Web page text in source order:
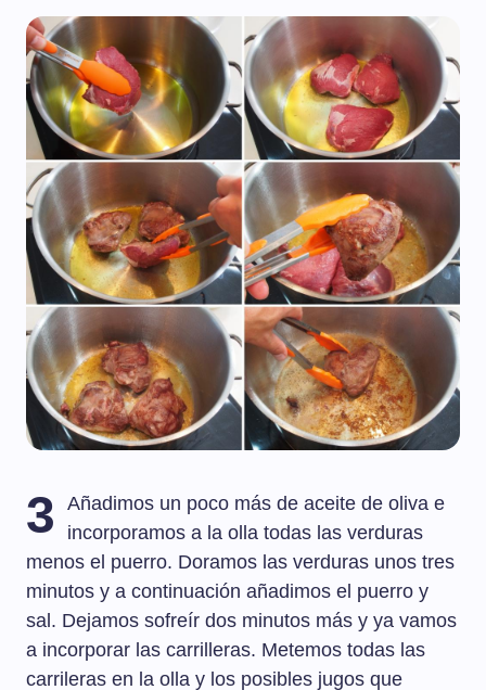
3
Añadimos un poco más de aceite de oliva e
incorporamos a la olla todas las verduras
menos el puerro. Doramos las verduras unos tres
minutos y a continuación añadimos el puerro y
sal. Dejamos sofreír dos minutos más y ya vamos
a incorporar las carrilleras. Metemos todas las
carrileras en la olla y los posibles jugos que